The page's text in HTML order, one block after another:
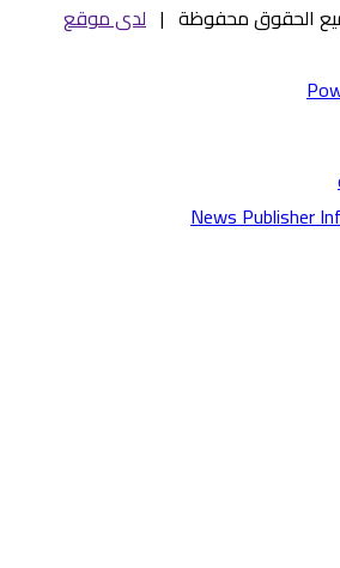
لدى موقع
News Publisher